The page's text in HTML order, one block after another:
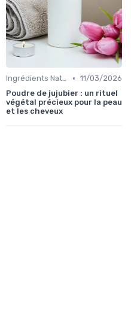
Ingrédients Naturels et Leurs Propriétés • 11/03/2026
Poudre de jujubier : un rituel
végétal précieux pour la peau
et les cheveux